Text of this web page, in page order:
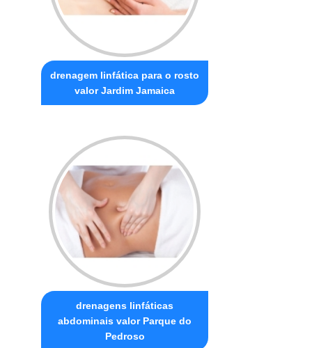
drenagem linfática para o rosto
valor Jardim Jamaica
drenagens linfáticas
abdominais valor Parque do
Pedroso